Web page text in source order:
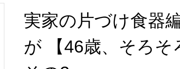
実家の片づけ食器
が 【46歳、そろそ